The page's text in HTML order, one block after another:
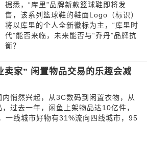
据悉，“库里”品牌新款篮球鞋即将发
售，该系列篮球鞋的鞋面Logo（标识）
将以库里的个人全新徽标为主，“库里时
代”能否来临，未来能否与“乔丹”品牌抗
衡？
卖家” 闲置物品交易的乐趣会减
悄然兴起，从3C数码到闲置衣物，从
过去一年，闲鱼上架物品达10亿件，
一线城市好物有31%流向四线城市，95